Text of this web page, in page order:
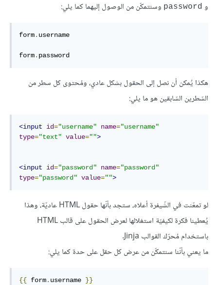
و password وسنتمكّن من الوصول إليهما كما يلي:
form. username
form. password
هكذا يُمكن أن نصل إلى الحقول بشكل عادي، ومُحتوى كل سطر من
السّطرين السّابقين هو ما يلي:
<input id="username" name="username"
type="text" value="">
<input id="password" name="password"
type="password" value="">
لو تمعّنت في الشّيفرة أعلاه، ستجد بأنّها حقول HTML عاديّة، وهذا
يُعطينا فكرة لكيفيّة استغلالها لعرض الحقول على قالب HTML
باستخدام مُحرّك القوالب Jinja.
ما يعني بأنّنا سنتمكّن من عرض كل حقل على حدة كما يلي:
{{ form. username }}